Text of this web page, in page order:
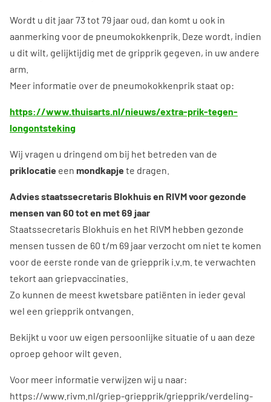
Wordt u dit jaar 73 tot 79 jaar oud, dan komt u ook in
aanmerking voor de pneumokokkenprik. Deze wordt, indien
u dit wilt, gelijktijdig met de gripprik gegeven, in uw andere
arm.
Meer informatie over de pneumokokkenprik staat op:
https://www.thuisarts.nl/nieuws/extra-prik-tegen-
longontsteking
Wij vragen u dringend om bij het betreden van de
priklocatie een mondkapje te dragen.
Advies staatssecretaris Blokhuis en RIVM voor gezonde
mensen van 60 tot en met 69 jaar
Staatssecretaris Blokhuis en het RIVM hebben gezonde
mensen tussen de 60 t/m 69 jaar verzocht om niet te komen
voor de eerste ronde van de griepprik i.v.m. te verwachten
tekort aan griepvaccinaties.
Zo kunnen de meest kwetsbare patiënten in ieder geval
wel een griepprik ontvangen.
Bekijkt u voor uw eigen persoonlijke situatie of u aan deze
oproep gehoor wilt geven.
Voor meer informatie verwijzen wij u naar:
https://www.rivm.nl/griep-griepprik/griepprik/verdeling-